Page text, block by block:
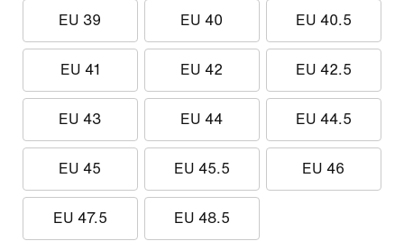
EU 39 EU 40 EU 40.5
EU 41 EU 42 EU 42.5
EU 43 EU 44 EU 44.5
EU 45 EU 45.5 EU 46
EU 47.5 EU 48.5